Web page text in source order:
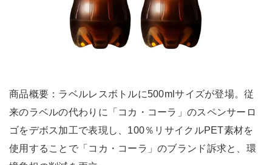
商品概要：ラベルレスボトルに500mlサイズが登場。従
来のラベルの代わりに「コカ・コーラ」のスペンサーロ
ゴをデボス加工で表現し、100％リサイクルPET素材を
使用することで「コカ・コーラ」のブランド訴求と、環